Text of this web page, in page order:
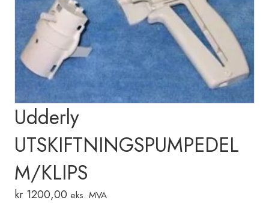
Udderly
UTSKIFTNINGSPUMPEDEL
M/KLIPS
kr 1200,00 eks. MVA